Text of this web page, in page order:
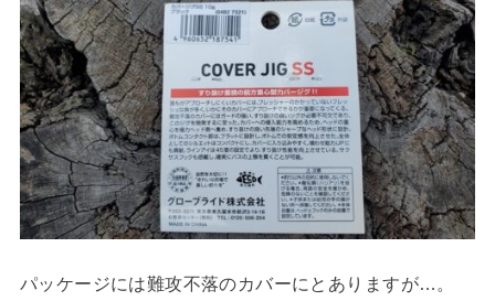
パッケージには難攻不落のカバーにとありますが…。